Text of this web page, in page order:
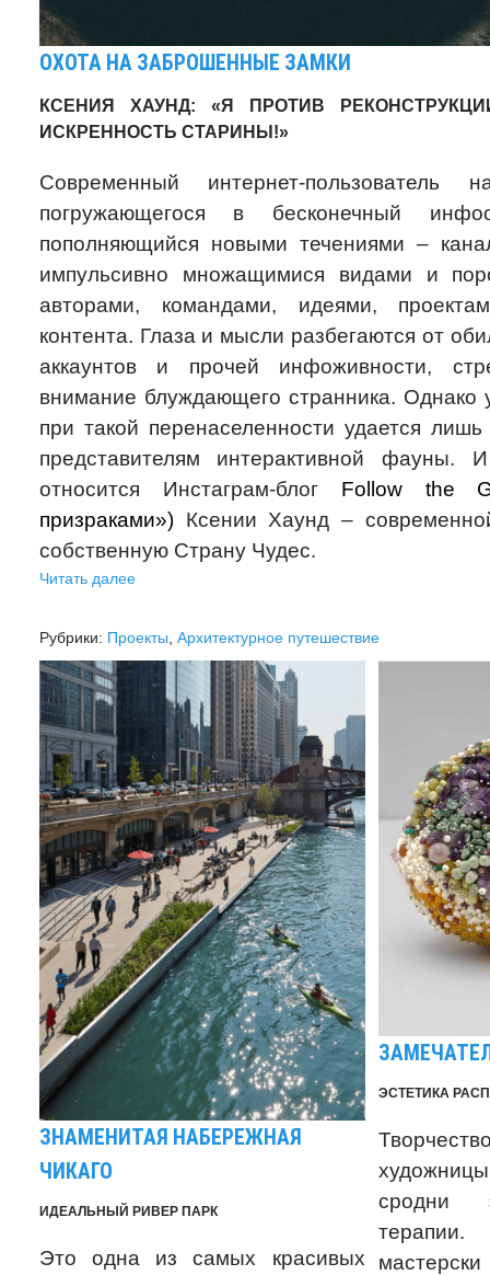
ОХОТА НА ЗАБРОШЕННЫЕ ЗАМКИ
КСЕНИЯ ХАУНД: «Я ПРОТИВ
ИСКРЕННОСТЬ СТАРИНЫ!»
Современный интернет-пользователь
погружающегося в бесконечный
пополняющийся новыми течениями –
импульсивно множащимися видами и
авторами, командами, идеями,
контента. Глаза и мысли разбегаются от
аккаунтов и прочей инфоживности,
внимание блуждающего странника. Однако
при такой перенаселенности удается
представителям интерактивной
относится Инстаграм-блог Follow the
призраками»)Ксении Хаунд –
собственную Страну Чудес.
Читать далее
Рубрики: Проекты Архитектурное путешествие
ЗНАМЕНИТАЯ НАБЕРЕЖНАЯ
ЧИКАГО
ИДЕАЛЬНЫЙ РИВЕР ПАРК
Это одна из самых красивых
ЭСТЕТИКА
сродни
терапии.